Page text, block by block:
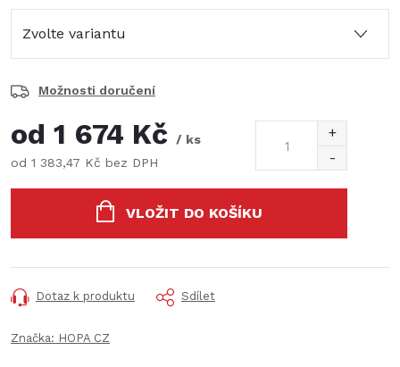
Možnosti doručení
od 1 674 Kč
/ ks
od 1 383,47 Kč bez DPH
VLOŽIT DO KOŠÍKU
Dotaz k produktu Sdílet
Značka: HOPA CZ